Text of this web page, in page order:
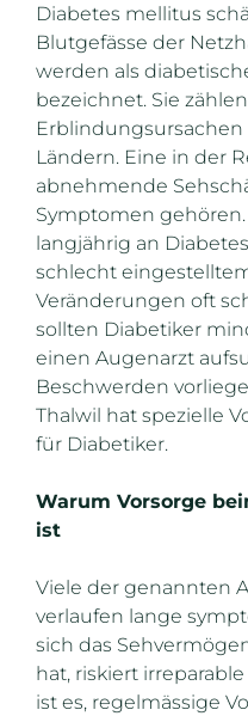
Diabetes mellitus
Blutgefässe der
werden als
bezeichnet. Sie
Ländern. Eine in der
abnehmende
Symptomen
langjährig an
schlecht
Veränderungen oft
sollten Diabetiker
einen Augenarzt
Beschwerden
Thalwil hat spezielle
für Diabetiker.
Warum Vorsorge
ist
Viele der genannten
verlaufen lange
sich das
hat, riskiert
ist es, regelmässige